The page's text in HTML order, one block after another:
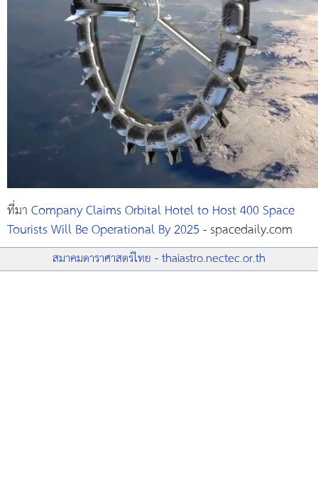
ที่มาCompany Claims Orbital Hotel to Host 400 Space
Tourists Will Be Operational By 2025- spacedaily.com
สมาคมดาราศาสตร์ไทย - thaiastro.nectec.or.th